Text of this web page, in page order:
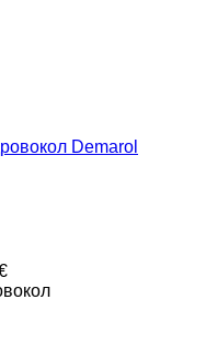
Demarol